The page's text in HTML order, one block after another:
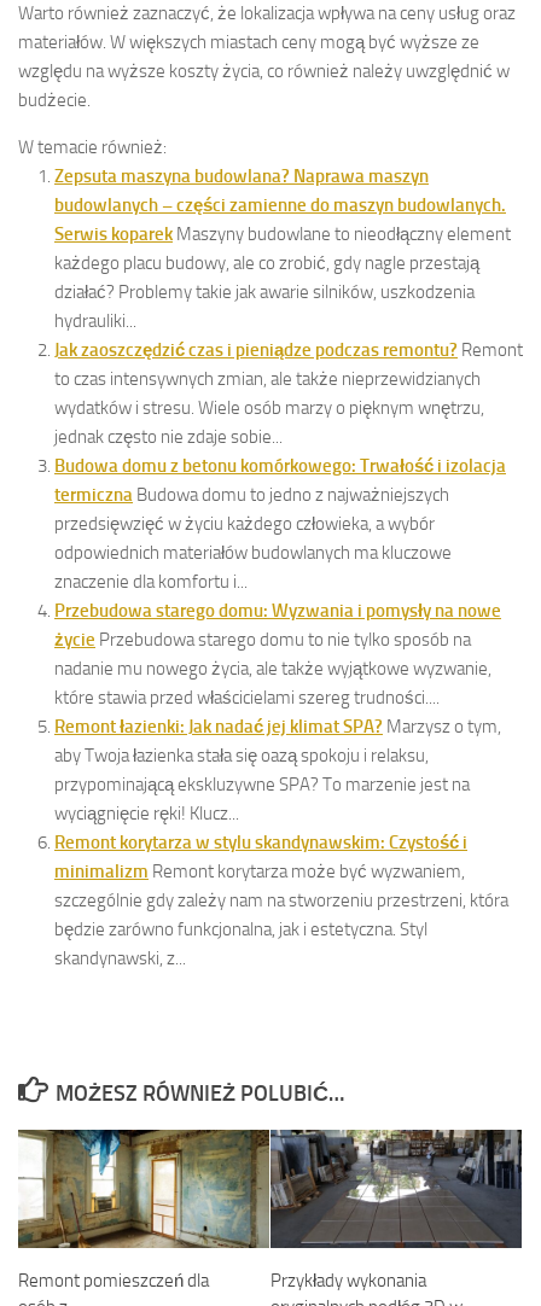
Warto również zaznaczyć, że lokalizacja wpływa na ceny usług oraz
materiałów. W większych miastach ceny mogą być wyższe ze
względu na wyższe koszty życia, co również należy uwzględnić w
budżecie.
W temacie również:
Zepsuta maszyna budowlana? Naprawa maszyn
budowlanych – części zamienne do maszyn budowlanych.
Serwis koparek Maszyny budowlane to nieodłączny element
każdego placu budowy, ale co zrobić, gdy nagle przestają
działać? Problemy takie jak awarie silników, uszkodzenia
hydrauliki...
Jak zaoszczędzić czas i pieniądze podczas remontu? Remont
to czas intensywnych zmian, ale także nieprzewidzianych
wydatków i stresu. Wiele osób marzy o pięknym wnętrzu,
jednak często nie zdaje sobie...
Budowa domu z betonu komórkowego: Trwałość i izolacja
termiczna Budowa domu to jedno z najważniejszych
przedsięwzięć w życiu każdego człowieka, a wybór
odpowiednich materiałów budowlanych ma kluczowe
znaczenie dla komfortu i...
Przebudowa starego domu: Wyzwania i pomysły na nowe
życie Przebudowa starego domu to nie tylko sposób na
nadanie mu nowego życia, ale także wyjątkowe wyzwanie,
które stawia przed właścicielami szereg trudności....
Remont łazienki: Jak nadać jej klimat SPA? Marzysz o tym,
aby Twoja łazienka stała się oazą spokoju i relaksu,
przypominającą ekskluzywne SPA? To marzenie jest na
wyciągnięcie ręki! Klucz...
Remont korytarza w stylu skandynawskim: Czystość i
minimalizm Remont korytarza może być wyzwaniem,
szczególnie gdy zależy nam na stworzeniu przestrzeni, która
będzie zarówno funkcjonalna, jak i estetyczna. Styl
skandynawski, z...
MOŻESZ RÓWNIEŻ POLUBIĆ…
Remont pomieszczeń dla
Przykłady wykonania